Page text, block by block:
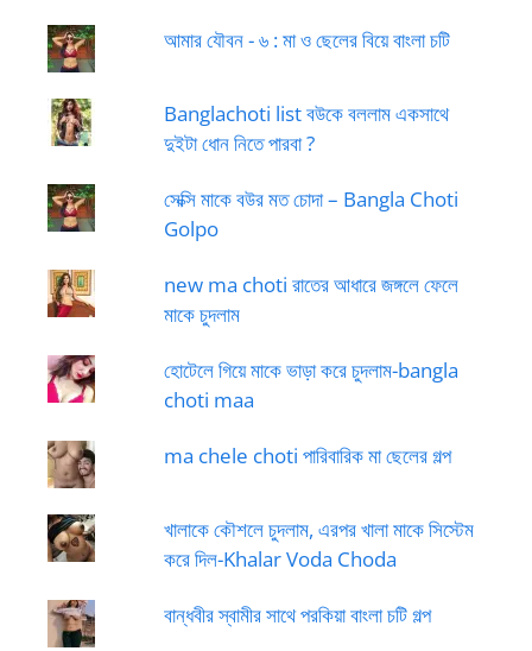
আমার যৌবন - ৬ : মা ও ছেলের বিয়ে বাংলা চটি
Banglachoti list বউকে বললাম একসাথে
দুইটা ধোন নিতে পারবা ?
সেক্সি মাকে বউর মত চোদা – Bangla Choti
Golpo
new ma choti রাতের আধারে জঙ্গলে ফেলে
মাকে চুদলাম
হোটেলে গিয়ে মাকে ভাড়া করে চুদলাম-bangla
choti maa
ma chele choti পারিবারিক মা ছেলের গল্প
খালাকে কৌশলে চুদলাম, এরপর খালা মাকে সিস্টেম
করে দিল-Khalar Voda Choda
বান্ধবীর স্বামীর সাথে পরকিয়া বাংলা চটি গল্প